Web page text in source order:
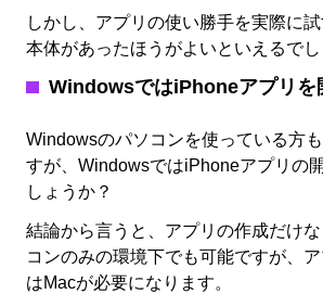
しかし、アプリの使い勝手を実際に
本体があったほうがよいといえるでし
WindowsではiPhoneアプリを
Windowsのパソコンを使っている方
すが、WindowsではiPhoneアプリの
しょうか？
結論から言うと、アプリの作成だけ
コンのみの環境下でも可能ですが、
はMacが必要になります。